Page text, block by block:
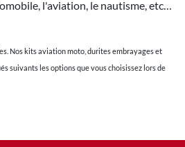
l'aviation, le nautisme, etc…
Nos kits aviation moto, durites embrayages et
suivants les options que vous choisissez lors de